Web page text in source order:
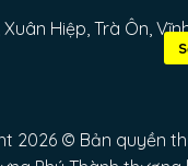
Hiệp, Trà Ôn,
2026 © Bản quyền